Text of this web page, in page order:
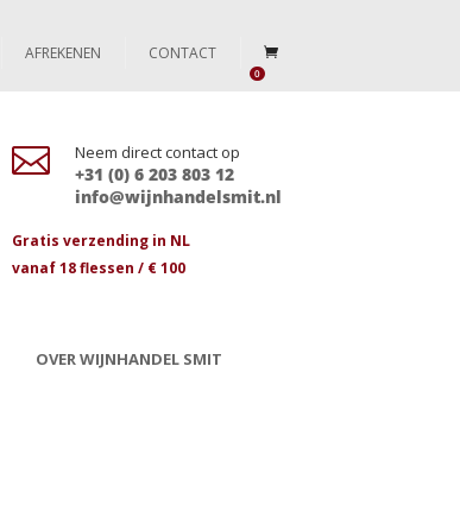
AFREKENEN CONTACT
0
 Neem direct contact op
+31 (0) 6 203 803 12
info@wijnhandelsmit.nl
Gratis verzending in NL
vanaf 18 flessen / € 100
OVER WIJNHANDEL SMIT